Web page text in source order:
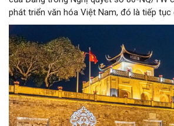
phát triển văn hóa Việt Nam, đó là tiếp tục
và phát huy giá trị di sản văn hóa gắn kết
xã hội và du lịch”; đồng thời, nâng lên một
triển kinh tế di sản”.